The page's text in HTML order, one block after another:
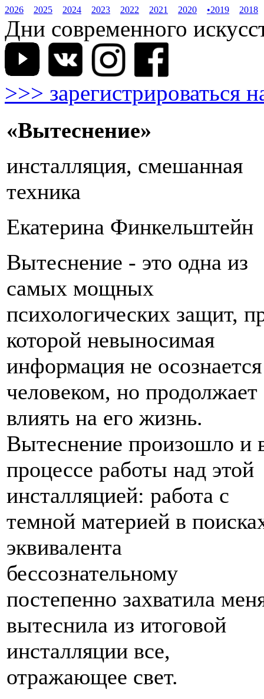
2026 2025 2024 2023 2022 2021 2020 •2019 2018
Дни современного
>>> зарегистрироваться
«Вытеснение»
инсталляция, смешанная
техника
Екатерина Финкельштейн
Вытеснение - это одна из
самых мощных
психологических защит,
которой невыносимая
информация не осознается
человеком, но продолжает
влиять на его жизнь.
Вытеснение произошло и
процессе работы над этой
инсталляцией: работа с
темной материей в
эквивалента
бессознательному
постепенно захватила
вытеснила из итоговой
инсталляции все,
отражающее свет.